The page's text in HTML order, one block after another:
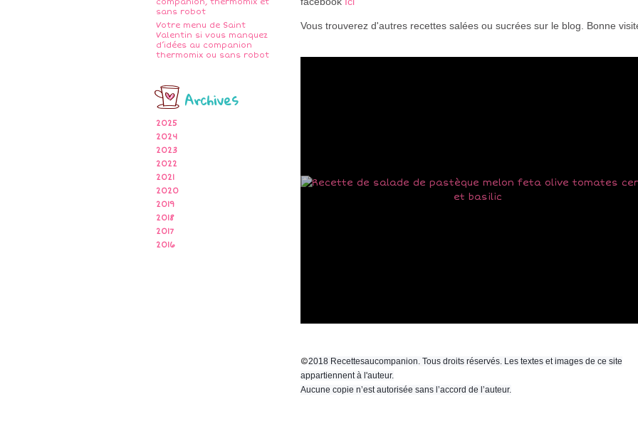
sans robot
Votre menu de Saint
Valentin si vous manquez
d’idées au companion
thermomix ou sans robot
Archives
2025
2024
2023
2022
2021
2020
2019
2018
2017
2016
Vous trouverez d'autres recettes salées ou sucrées sur le blog. Bonne
©2018 Recettesaucompanion. Tous droits réservés. Les textes et images de ce site
appartiennent à l'auteur.
Aucune copie n’est autorisée sans l’accord de l’auteur.